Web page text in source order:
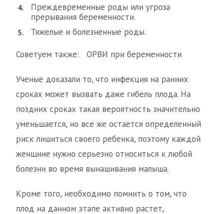
Преждевременные роды или угроза
прерывания беременности.
Тяжелые и болезненные роды.
Советуем также: ОРВИ при беременности
Ученые доказали то, что инфекция на ранних
сроках может вызвать даже гибель плода. На
поздних сроках такая вероятность значительно
уменьшается, но все же остается определенный
риск лишиться своего ребенка, поэтому каждой
женщине нужно серьезно относиться к любой
болезни во время вынашивания малыша.
Кроме того, необходимо помнить о том, что
плод на данном этапе активно растет,